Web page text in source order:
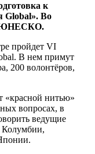
к
Global». Во
ЮНЕСКО.
пройдет VI
В нем примут
200 волонтёров,
«красной нитью»
вопросах, в
ведущие
Колумбии,